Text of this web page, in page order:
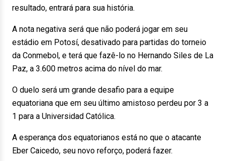
resultado, entrará para sua história.
A nota negativa será que não poderá jogar em seu
estádio em Potosí, desativado para partidas do torneio
da Conmebol, e terá que fazê-lo no Hernando Siles de La
Paz, a 3.600 metros acima do nível do mar.
O duelo será um grande desafio para a equipe
equatoriana que em seu último amistoso perdeu por 3 a
1 para a Universidad Católica.
A esperança dos equatorianos está no que o atacante
Eber Caicedo, seu novo reforço, poderá fazer.